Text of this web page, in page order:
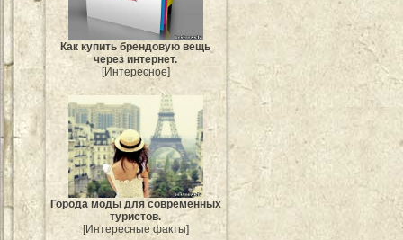
Как купить брендовую вещь
через интернет.
[Интересное]
Города моды для современных
туристов.
[Интересные факты]